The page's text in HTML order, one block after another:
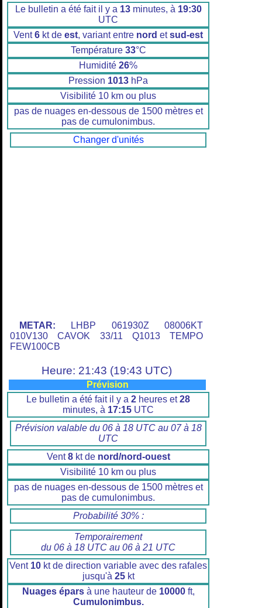
Le bulletin a été fait il y a 13minutes, à 19:30
UTC
Vent6 kt de est, variant entre nord etsud-est
Température 33°C
Humidité 26%
Pression 1013 hPa
Visibilité 10 km ou plus
pas de nuages en-dessous de 1500 mètres et
pas de cumulonimbus.
Changer d'unités
METAR: LHBP 061930Z 08006KT
010V130 CAVOK 33/11 Q1013 TEMPO
FEW100CB
Heure: 21:43 (19:43 UTC)
Prévision
Le bulletin a été fait il y a 2 heures et28
minutes, à 17:15 UTC
Prévision valable du 06 à 18 UTC au 07 à 18
UTC
Vent8kt de nord/nord-ouest
Visibilité 10 km ou plus
pas de nuages en-dessous de 1500 mètres et
pas de cumulonimbus.
Probabilité 30% :
Temporairement
du 06 à 18 UTC au 06 à 21 UTC
Vent 10 kt de direction variable avec des rafales
jusqu'à 25kt
Nuages éparsà une hauteur de 10000ft,
Cumulonimbus.